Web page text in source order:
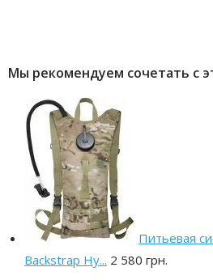
Мы рекомендуем сочетать с
Питьевая
Backstrap Hy... 2 580 грн.